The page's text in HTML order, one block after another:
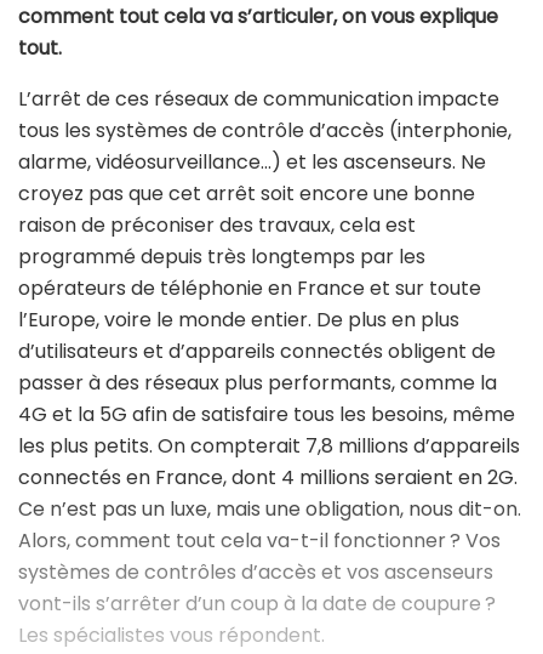
comment tout cela va s’articuler, on vous explique
tout.
L’arrêt de ces réseaux de communication impacte
tous les systèmes de contrôle d’accès (interphonie,
alarme, vidéosurveillance…) et les ascenseurs. Ne
croyez pas que cet arrêt soit encore une bonne
raison de préconiser des travaux, cela est
programmé depuis très longtemps par les
opérateurs de téléphonie en France et sur toute
l’Europe, voire le monde entier. De plus en plus
d’utilisateurs et d’appareils connectés obligent de
passer à des réseaux plus performants, comme la
4G et la 5G afin de satisfaire tous les besoins, même
les plus petits. On compterait 7,8 millions d’appareils
connectés en France, dont 4 millions seraient en 2G.
Ce n’est pas un luxe, mais une obligation, nous dit-on.
Alors, comment tout cela va-t-il fonctionner ? Vos
systèmes de contrôles d’accès et vos ascenseurs
vont-ils s’arrêter d’un coup à la date de coupure ?
Les spécialistes vous répondent.